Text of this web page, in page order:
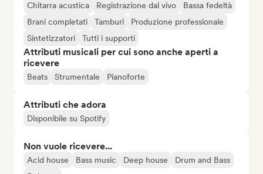
Chitarra acustica Registrazione dal vivo
Bassa fedeltà
Brani completati
Tamburi
Produzione professionale
Sintetizzatori
Tutti i supporti
Attributi musicali per cui sono anche aperti a
ricevere
Beats Strumentale Pianoforte
Attributi che adora
Disponibile su Spotify
Non vuole ricevere...
Acid house Bass music Deep house
Drum and Bass